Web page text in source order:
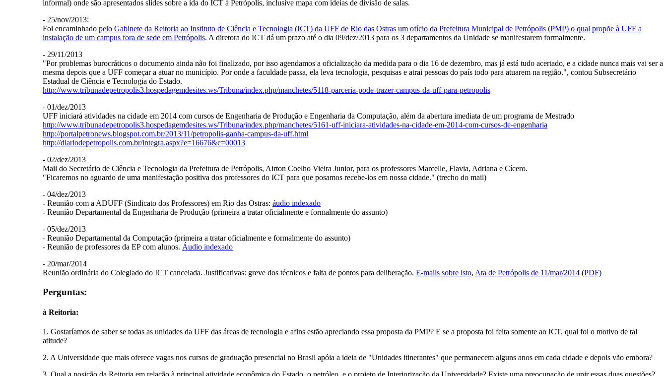
informal) onde são apresentados slides sobre a ida do ICT à Petrópolis, inclusive mapa com ideias de divisão de salas.
- 25/nov/2013:
Foi encaminhado pelo Gabinete da Reitoria ao Instituto de Ciência e Tecnologia (ICT) da UFF de Rio das Ostras um ofício da Prefeitura Municipal de Petrópolis (PMP) o qual propõe à UFF a
instalação de um campus fora de sede em Petrópolis. A diretora do ICT dá um prazo até o dia 09/dez/2013 para os 3 departamentos da Unidade se manifestarem formalmente.
- 29/11/2013
"Por problemas burocráticos o documento ainda não foi finalizado, por isso agendamos a oficialização da medida para o dia 16 de dezembro, mas já está tudo acertado, e a cidade nunca mais vai ser a
mesma depois que a UFF começar a atuar no município. Por onde a faculdade passa, ela leva tecnologia, pesquisas e atrai pessoas do país todo para atuarem na região.", contou Subsecretário
Estadual de Ciência e Tecnologia do Estado.
http://www.tribunadepetropolis3.hospedagemdesites.ws/Tribuna/index.php/manchetes/5118-parceria-pode-trazer-campus-da-uff-para-petropolis
- 01/dez/2013
UFF iniciará atividades na cidade em 2014 com cursos de Engenharia de Produção e Engenharia da Computação, além da abertura imediata de um programa de Mestrado
http://www.tribunadepetropolis3.hospedagemdesites.ws/Tribuna/index.php/manchetes/5161-uff-iniciara-atividades-na-cidade-em-2014-com-cursos-de-engenharia
http://portalpetronews.blogspot.com.br/2013/11/petropolis-ganha-campus-da-uff.html
http://diariodepetropolis.com.br/integra.aspx?e=16676&c=00013
- 02/dez/2013
Mail do Secretário de Ciência e Tecnologia da Prefeitura de Petrópolis, Airton Coelho Vieira Junior, para os professores Marcelle, Flavia, Adriana e Cícero.
"Ficaremos no aguardo de uma manifestação positiva dos professores do ICT para que posamos recebe-los em nossa cidade." (trecho do mail)
- 04/dez/2013
- Reunião com a ADUFF (Sindicato dos Professores) em Rio das Ostras: áudio indexado
- Reunião Departamental da Engenharia de Produção (primeira a tratar oficialmente e formalmente do assunto)
- 05/dez/2013
- Reunião Departamental da Computação (primeira a tratar oficialmente e formalmente do assunto)
- Reunião de professores da EP com alunos. Áudio indexado
- 20/mar/2014
Reunião ordinária do Colegiado do ICT cancelada. Justificativas: greve dos técnicos e falta de pontos para deliberação. E-mails sobre isto, Ata de Petrópolis de 11/mar/2014 (PDF)
Perguntas:
à Reitoria:
1. Gostaríamos de saber se todas as unidades da UFF das áreas de tecnologia e afins estão apreciando essa proposta da PMP? E se a proposta foi feita somente ao ICT, qual foi o motivo de tal
atitude?
2. A Universidade que mais oferece vagas nos cursos de graduação presencial no Brasil apóia a ideia de "Unidades itinerantes" que permanecem alguns anos em cada cidade e depois vão embora?